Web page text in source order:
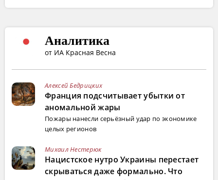
Аналитика
от ИА Красная Весна
Алексей Бедрицких
Франция подсчитывает убытки от
аномальной жары
Пожары нанесли серьёзный удар по экономике
целых регионов
Михаил Нестерюк
Нацистское нутро Украины перестает
скрываться даже формально. Что